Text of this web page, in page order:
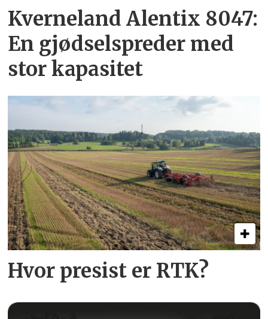
Kverneland Alentix 8047:
En gjødsel­spreder med
stor kapasitet
Hvor presist er RTK?